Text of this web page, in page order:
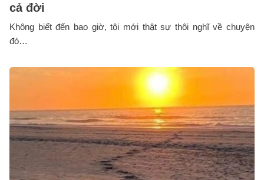
cả đời
Không biết đến bao giờ, tôi mới thật sự thôi nghĩ về chuyện
đó…